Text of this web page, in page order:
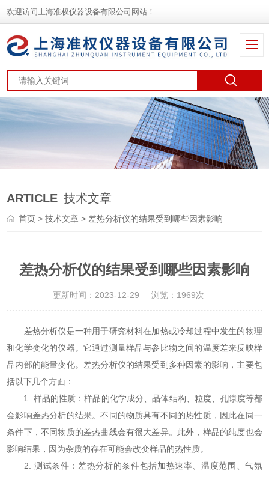
欢迎访问上海准权仪器设备有限公司网站！
ARTICLE 技术文章
首页 >技术文章 > 差热分析仪的结果受到哪些因素影响
差热分析仪的结果受到哪些因素影响
更新时间：2023-12-29 浏览：1969次
差热分析仪是一种用于研究材料在加热或冷却过程中发生的物理
和化学变化的仪器。它通过测量样品与参比物之间的温度差来反映样
品内部的能量变化。差热分析仪的结果受到多种因素的影响，主要包
括以下几个方面：
1. 样品的性质：样品的化学成分、晶体结构、粒度、孔隙度等都
会影响差热分析的结果。不同的物质具有不同的热性质，因此在同一
条件下，不同物质的差热曲线会有很大差异。此外，样品的纯度也会
影响结果，因为杂质的存在可能会改变样品的热性质。
2. 测试条件：差热分析的条件包括加热速率、温度范围、气氛